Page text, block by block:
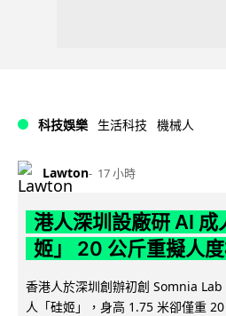
科技娛樂 生活科技 機械人
Lawton 17 小時
港人深圳設廠研 AI 成
姬」 20 公斤重擬人
香港人於深圳創辦初創 Somnia
人「硅姬」，身高 1.75 米卻僅重